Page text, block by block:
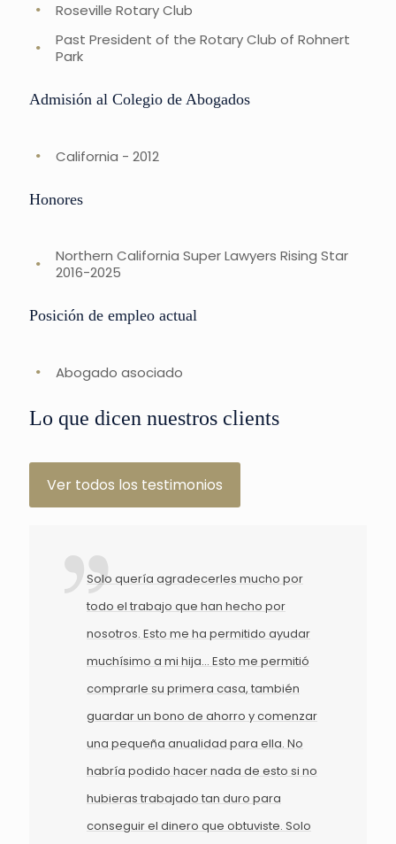
Roseville Rotary Club
Past President of the Rotary Club of Rohnert
Park
Admisión al Colegio de Abogados
California - 2012
Honores
Northern California Super Lawyers Rising Star
2016-2025
Posición de empleo actual
Abogado asociado
Lo que dicen nuestros clients
Ver todos los testimonios
Solo quería agradecerles mucho por
todo el trabajo que han hecho por
nosotros. Esto me ha permitido ayudar
muchísimo a mi hija... Esto me permitió
comprarle su primera casa, también
guardar un bono de ahorro y comenzar
una pequeña anualidad para ella. No
habría podido hacer nada de esto si no
hubieras trabajado tan duro para
conseguir el dinero que obtuviste. Solo